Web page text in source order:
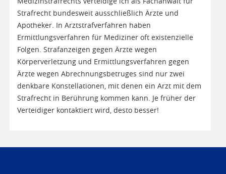
Strafrecht bundesweit ausschließlich Ärzte und
Apotheker. In Arztstrafverfahren haben
Ermittlungsverfahren für Mediziner oft existenzielle
Folgen. Strafanzeigen gegen Ärzte wegen
Körperverletzung und Ermittlungsverfahren gegen
Ärzte wegen Abrechnungsbetruges sind nur zwei
denkbare Konstellationen, mit denen ein Arzt mit dem
Strafrecht in Berührung kommen kann. Je früher der
Verteidiger kontaktiert wird, desto besser!